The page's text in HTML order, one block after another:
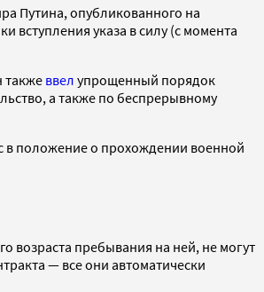
Путина, опубликованного на
вступления указа в силу (с момента
также ввел упрощенный порядок
а также по беспрерывному
в положение о прохождении военной
возраста пребывания на ней, не могут
— все они автоматически